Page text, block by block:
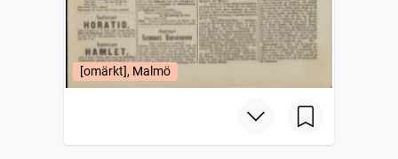
[omärkt], Malmö